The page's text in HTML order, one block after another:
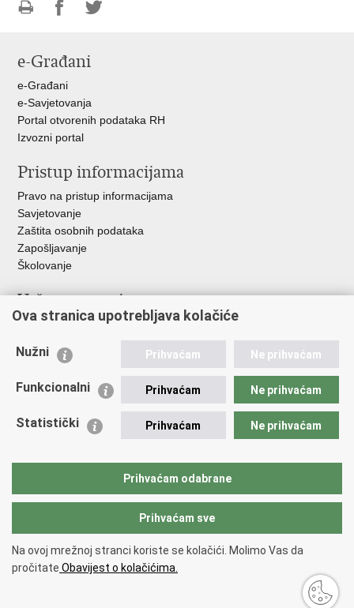
FacebookuTwitteru
e-Građani
e-Građani
e-Savjetovanja
Portal otvorenih podataka RH
Izvozni portal
Pristup informacijama
Pravo na pristup informacijama
Savjetovanje
Zaštita osobnih podataka
Zapošljavanje
Školovanje
Važne poveznice
Ministarstvo unutarnjih poslova
Udruge
Policijska akademija
Zaklada policijske solidarnosti
Vučetić"
Copyright © 2026 Policijska uprava zagrebačka.
pristupačnosti.
Ova stranica upotrebljava kolačiće
Nužni Prihvaćam Ne prihvaćam
Funkcionalni Prihvaćam Ne prihvaćam
Statistički Prihvaćam Ne prihvaćam
Prihvaćam odabrane
Prihvaćam sve
Na ovoj mrežnoj stranci koriste se kolačići. Molimo Vas da
pročitate Obavijest o kolačićima.